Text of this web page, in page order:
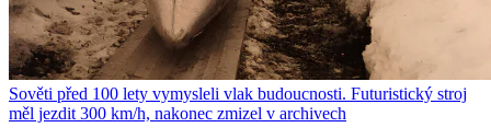
Sověti před 100 lety vymysleli vlak budoucnosti. Futuristický stroj
měl jezdit 300 km/h, nakonec zmizel v archivech